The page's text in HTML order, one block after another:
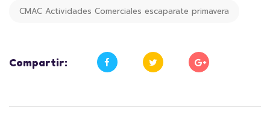
CMAC Actividades Comerciales escaparate primavera
Compartir: